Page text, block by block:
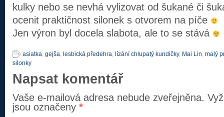
kulky nebo se nevhá vylizovat od šukané či
ocenit praktičnost silonek s otvorem na píče
Jen výron byl docela slabota, ale to se stává
asiatka, gejša, lesbická předehra, lízání chlupatý kundičky, Mai Lin, malý
silonky
Napsat komentář
Vaše e-mailová adresa nebude zveřejněna.
jsou označeny *